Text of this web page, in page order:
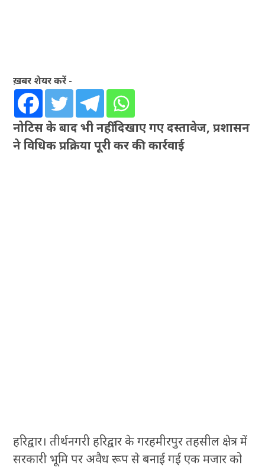
ख़बर शेयर करें -
नोटिस के बाद भी नहीं दिखाए गए दस्तावेज, प्रशासन
ने विधिक प्रक्रिया पूरी कर की कार्रवाई
हरिद्वार। तीर्थनगरी हरिद्वार के गरहमीरपुर तहसील क्षेत्र में
सरकारी भूमि पर अवैध रूप से बनाई गई एक मजार को